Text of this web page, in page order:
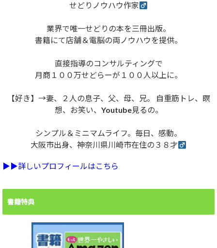
せどりノウハウ作家
業界で唯一せどりの本を三冊出版。
書籍にて店舗＆電脳の両ノウハウを提供。
直接指導のコンサルティングで
月商１００万せどらーが１００人以上に。
【好き】→妻、２人の息子、父、母、兄。 自重筋トレ、瞑
想、お笑い、Youtube見るの。
シンプル＆ミニマムライフ。毎日、感動。
大阪市出身、神奈川県川崎市在住の３８才
▶︎▶︎詳しいプロフィールはこちら
書籍特典